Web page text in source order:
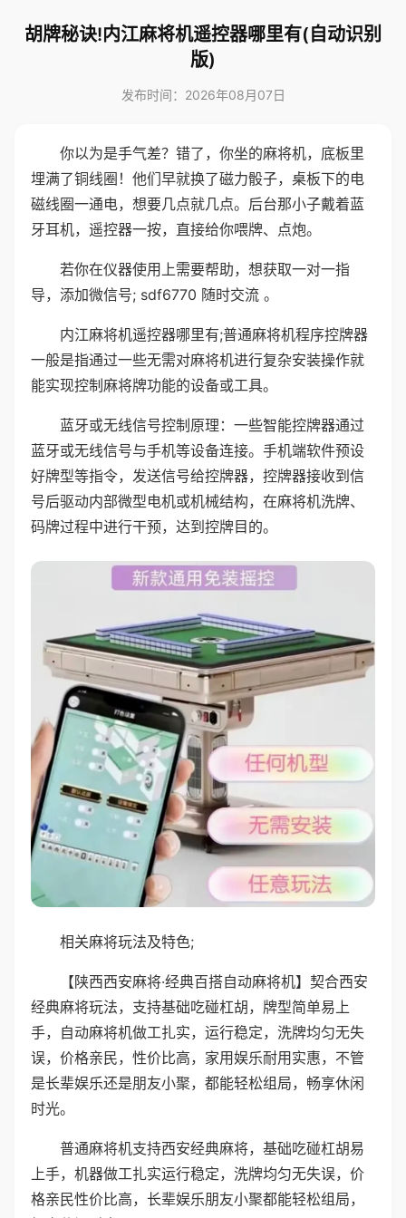
胡牌秘诀!内江麻将机遥控器哪里有(自动识别
版)
发布时间：2026年08月07日
你以为是手气差？错了，你坐的麻将机，底板里
埋满了铜线圈！他们早就换了磁力骰子，桌板下的电
磁线圈一通电，想要几点就几点。后台那小子戴着蓝
牙耳机，遥控器一按，直接给你喂牌、点炮。
若你在仪器使用上需要帮助，想获取一对一指
导，添加微信号; sdf6770 随时交流 。
内江麻将机遥控器哪里有;普通麻将机程序控牌器
一般是指通过一些无需对麻将机进行复杂安装操作就
能实现控制麻将牌功能的设备或工具。
蓝牙或无线信号控制原理：一些智能控牌器通过
蓝牙或无线信号与手机等设备连接。手机端软件预设
好牌型等指令，发送信号给控牌器，控牌器接收到信
号后驱动内部微型电机或机械结构，在麻将机洗牌、
码牌过程中进行干预，达到控牌目的。
相关麻将玩法及特色;
【陕西西安麻将·经典百搭自动麻将机】契合西安
经典麻将玩法，支持基础吃碰杠胡，牌型简单易上
手，自动麻将机做工扎实，运行稳定，洗牌均匀无失
误，价格亲民，性价比高，家用娱乐耐用实惠，不管
是长辈娱乐还是朋友小聚，都能轻松组局，畅享休闲
时光。
普通麻将机支持西安经典麻将，基础吃碰杠胡易
上手，机器做工扎实运行稳定，洗牌均匀无失误，价
格亲民性价比高，长辈娱乐朋友小聚都能轻松组局，